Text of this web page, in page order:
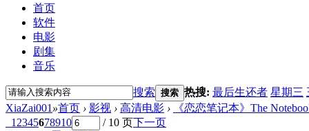
首页
软件
电影
剧集
音乐
搜索 搜索 热搜: 最后生还者 星期三
XiaZai001 »首页 › 影视 › 高清电影 ›
《恋恋笔记本》The
1 2345678910 / 10 页下一页